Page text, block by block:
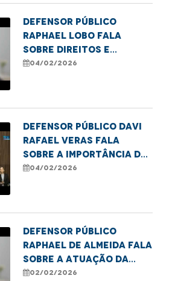
Defensor Público
Raphael Lobo fala
sobre direitos e
deveres na pensão
04/02/2026
Defensor público Davi
Rafael Veras fala
sobre a importância da
lei Infância e
04/02/2026
Defensor Público
Raphael de Almeida fala
sobre a atuação da
Defensoria no Núcleo
02/02/2026